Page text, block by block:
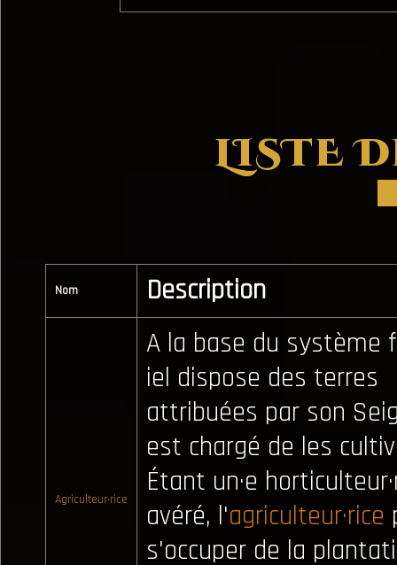
LISTE
Nom Description
Agriculteur·rice
A la base du système
iel dispose des terres
attribuées par son
est chargé de les
Étant un·e
avéré, l'agriculteur·rice
s'occuper de la